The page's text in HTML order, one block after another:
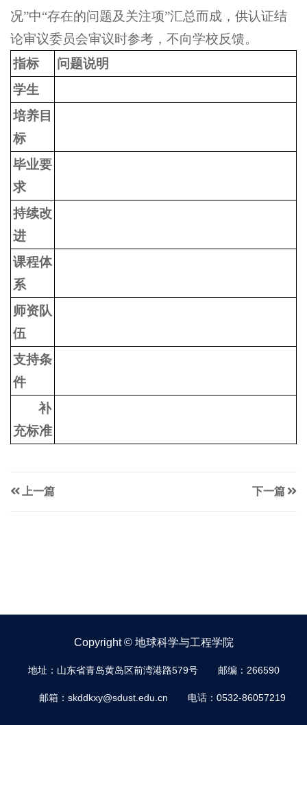
况”中“存在的问题及关注项”汇总而成，供认证结
论审议委员会审议时参考，不向学校反馈。
指标
问题说明
学生
培养目
标
毕业要
求
持续改
进
课程体
系
师资队
伍
支持条
件
补
充标准
上一篇 下一篇
Copyright © 地球科学与工程学院
地址：山东省青岛黄岛区前湾港路579号 邮编：266590
邮箱：skddkxy@sdust.edu.cn 电话：0532-86057219